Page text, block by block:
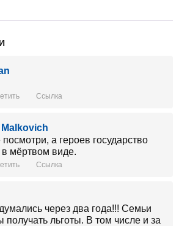
Ссылка
посмотри, а героев государство
мёртвом виде.
Ссылка
через два года!!! Семьи
льготы. В том числе и за